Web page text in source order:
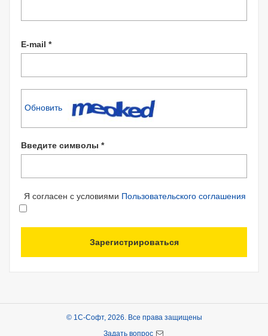
E-mail *
Обновить
Введите символы *
Я согласен с условиями Пользовательского соглашения
Зарегистрироваться
© 1С-Софт, 2026. Все права защищены
Задать вопрос